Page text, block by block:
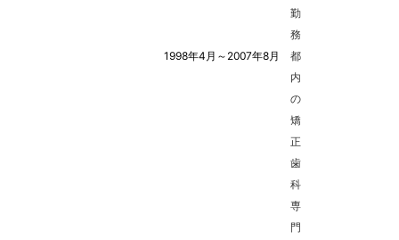
勤
務
1998年4月～2007年8月
都
内
の
矯
正
歯
科
専
門